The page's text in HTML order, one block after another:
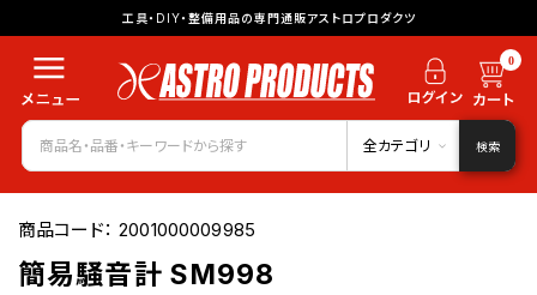
工具・DIY・整備用品の専門通販アストロプロダクツ
0
全カテゴリ 検索
商品コード：2001000009985
簡易騒音計 SM998